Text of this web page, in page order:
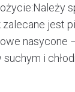
jest
nasycone
i